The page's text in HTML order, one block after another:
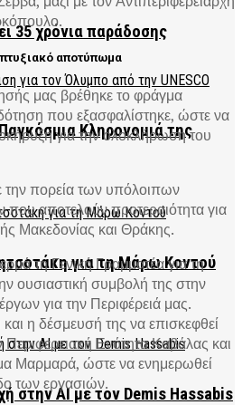
35 χρόνια παράδοσης
Κληρονομιά της
για τη Μάρω Κοντού
στην AI με τον Demis Hassabis
αποτύπωμα
μας βρέθηκε το φράγμα
που εξασφαλίστηκε, ώστε να
για την ολοκλήρωση του
πορεία των υπόλοιπων
που αποτελούν προτεραιότητα για
Μακεδονίας και Θράκης.
τη Γενική Γραμματέα για τη
ουσιαστική συμβολή της στην
για την Περιφέρειά μας.
και η δέσμευσή της να επισκεφθεί
Ενότητα Καβάλας και
Μαρμαρά, ώστε να ενημερωθεί
των εργασιών.